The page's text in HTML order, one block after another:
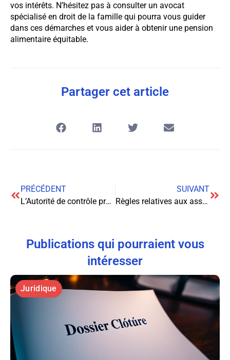
vos intérêts. N’hésitez pas à consulter un avocat
spécialisé en droit de la famille qui pourra vous guider
dans ces démarches et vous aider à obtenir une pension
alimentaire équitable.
Partager cet article
PRÉCÉDENT
L’Autorité de contrôle prudentiel et de résolution : un acteur clé de la régulation financière
SUIVANT
Règles relatives aux assurances de dommages : un guide complet pour comprendre vos droits et obligations
Publications qui pourraient vous
intéresser
Juridique